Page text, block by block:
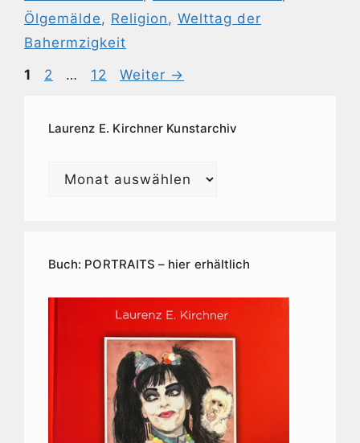
Ölgemälde , Religion , Welttag der
Bahermzigkeit
Seite
1 Seite
2 … Seite
12 Weiter →
Laurenz E. Kirchner Kunstarchiv
Laurenz
Buch: PORTRAITS – hier erhältlich